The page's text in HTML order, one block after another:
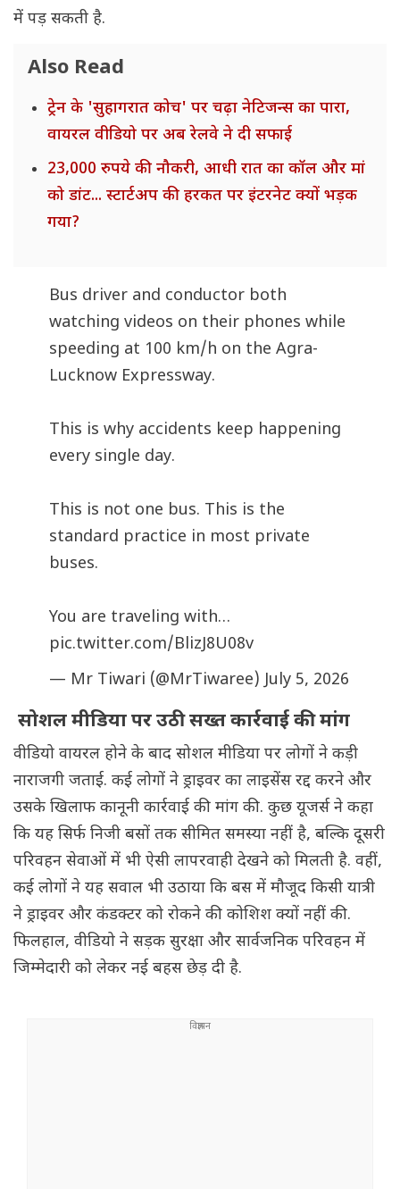
में पड़ सकती है.
Also Read
ट्रेन के 'सुहागरात कोच' पर चढ़ा नेटिजन्स का पारा,
वायरल वीडियो पर अब रेलवे ने दी सफाई
23,000 रुपये की नौकरी, आधी रात का कॉल और मां
को डांट... स्टार्टअप की हरकत पर इंटरनेट क्यों भड़क
गया?
Bus driver and conductor both
watching videos on their phones while
speeding at 100 km/h on the Agra-
Lucknow Expressway.
This is why accidents keep happening
every single day.
This is not one bus. This is the
standard practice in most private
buses.
You are traveling with…
pic.twitter.com/BlizJ8U08v
— Mr Tiwari (@MrTiwaree)July 5, 2026
सोशल मीडिया पर उठी सख्त कार्रवाई की मांग
वीडियो वायरल होने के बाद सोशल मीडिया पर लोगों ने कड़ी
नाराजगी जताई. कई लोगों ने ड्राइवर का लाइसेंस रद्द करने और
उसके खिलाफ कानूनी कार्रवाई की मांग की. कुछ यूजर्स ने कहा
कि यह सिर्फ निजी बसों तक सीमित समस्या नहीं है, बल्कि दूसरी
परिवहन सेवाओं में भी ऐसी लापरवाही देखने को मिलती है. वहीं,
कई लोगों ने यह सवाल भी उठाया कि बस में मौजूद किसी यात्री
ने ड्राइवर और कंडक्टर को रोकने की कोशिश क्यों नहीं की.
फिलहाल, वीडियो ने सड़क सुरक्षा और सार्वजनिक परिवहन में
जिम्मेदारी को लेकर नई बहस छेड़ दी है.